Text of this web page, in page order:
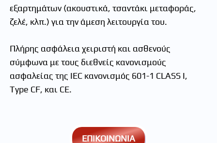
εξαρτημάτων (ακουστικά, τσαντάκι μεταφοράς,
ζελέ, κλπ.) για την άμεση λειτουργία του.
Πλήρης ασφάλεια χειριστή και ασθενούς
σύμφωνα με τους διεθνείς κανονισμούς
ασφαλείας της ΙΕC κανονισμός 601-1 CLASS Ι,
Type CF, και CE.
ΕΠΙΚΟΙΝΩΝΙΑ